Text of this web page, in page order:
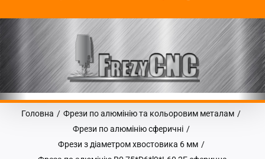
Головна / Фрези по алюмінію та кольоровим металам /
Фрези по алюмінію сферичні /
Фрези з діаметром хвостовика 6 мм /